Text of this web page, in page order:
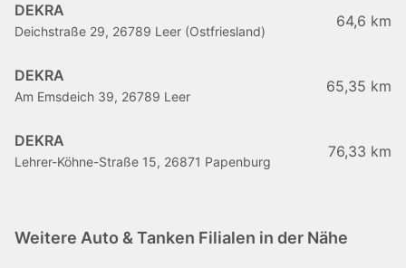
DEKRA
Deichstraße 29, 26789 Leer (Ostfriesland)
64,6 km
DEKRA
Am Emsdeich 39, 26789 Leer
65,35 km
DEKRA
Lehrer-Köhne-Straße 15, 26871 Papenburg
76,33 km
Weitere Auto & Tanken Filialen in der Nähe